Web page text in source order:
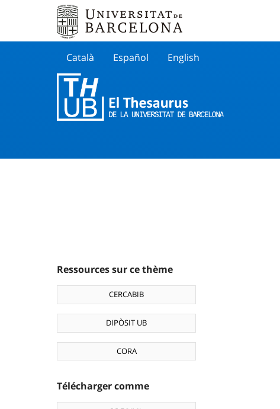
Català Español English
Ressources sur ce thème
CERCABIB
DIPÒSIT UB
CORA
Télécharger comme